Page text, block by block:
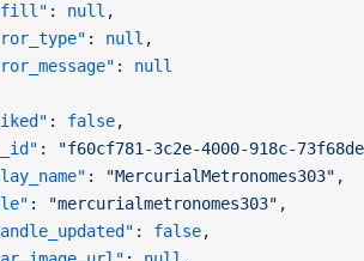
: null ,
: null ,
: null
: false,
:
"f60cf781-3c2e-4000-918c-
: "MercurialMetronomes303" ,
: "mercurialmetronomes303" ,
: false,